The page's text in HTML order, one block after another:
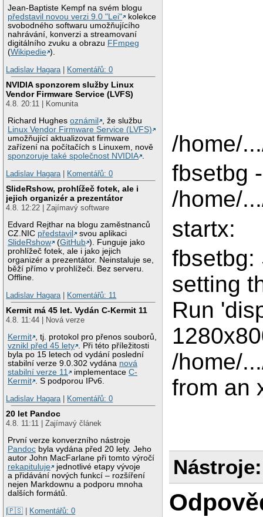
Jean-Baptiste Kempf na svém blogu
představil novou verzi 9.0 "Lei"
kolekce
svobodného softwaru umožňujícího
nahrávání, konverzi a streamovaní
digitálního zvuku a obrazu FFmpeg
(Wikipedie ).
Ladislav Hagara | Komentářů: 0
NVIDIA sponzorem služby Linux
Vendor Firmware Service (LVFS)
4.8. 20:11 | Komunita
Richard Hughesoznámil
, že službu
Linux Vendor Firmware Service (LVFS)
umožňující aktualizovat firmware
zařízení na počítačích s Linuxem, nově
sponzoruje také společnost NVIDIA .
Ladislav Hagara | Komentářů: 0
SlideRshow, prohlížeč fotek, ale i
jejich organizér a prezentátor
4.8. 12:22 | Zajímavý software
Edvard Rejthar na blogu zaměstnanců
CZ.NIC představil
svou aplikaci
SlideRshow
(GitHub ). Funguje jako
prohlížeč fotek, ale i jako jejich
organizér a prezentátor. Neinstaluje se,
běží přímo v prohlížeči. Bez serveru.
Offline.
Ladislav Hagara | Komentářů: 11
Kermit má 45 let. Vydán C-Kermit 11
4.8. 11:44 | Nová verze
Kermit
, tj. protokol pro přenos souborů,
vznikl před 45 lety
. Při této příležitosti
byla po 15 letech od vydání poslední
stabilní verze 9.0.302 vydána nová
stabilní verze 11
implementaceC-
Kermit
. S podporou IPv6.
Ladislav Hagara | Komentářů: 0
20 let Pandoc
4.8. 11:11 | Zajímavý článek
První verze konverzního nástroje
Pandoc byla vydána před 20 lety. Jeho
autor John MacFarlane při tomto výročí
rekapituluje
jednotlivé etapy vývoje
a přidávání nových funkcí – rozšíření
nejen Markdownu a podporu mnoha
dalších formátů.
|🇵🇸 | Komentářů: 0
/home/
fbsetbg
/home/
startx:
fbsetbg:
setting
Run
/home/
from an
Nástroje: